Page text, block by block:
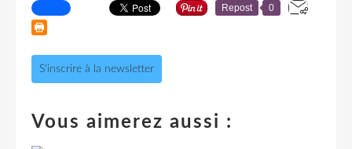
Repost 0
S'inscrire à la newsletter
Vous aimerez aussi :